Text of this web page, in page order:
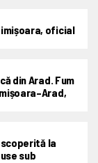
oficial
din Arad. Fum
la
sub